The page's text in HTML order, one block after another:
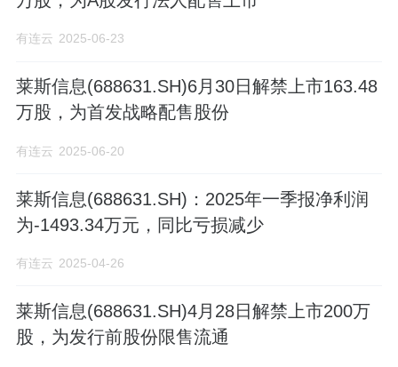
有连云 2025-06-23
莱斯信息(688631.SH)6月30日解禁上市163.48
万股，为首发战略配售股份
有连云 2025-06-20
莱斯信息(688631.SH)：2025年一季报净利润
为-1493.34万元，同比亏损减少
有连云 2025-04-26
莱斯信息(688631.SH)4月28日解禁上市200万
股，为发行前股份限售流通